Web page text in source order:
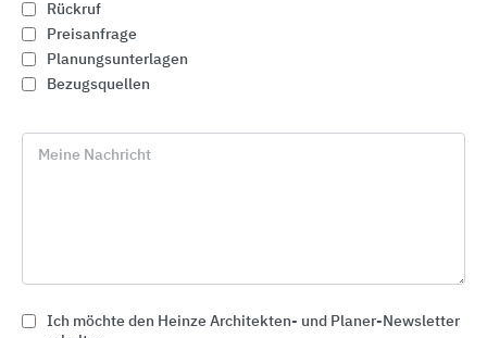
Arrest Hotel Roermond/Niederlande: EOS
Rückruf
Preisanfrage
Planungsunterlagen
Bezugsquellen
Meine Nachricht
Ich möchte den Heinze Architekten- und Planer-Newsletter